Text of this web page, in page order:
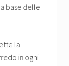
base delle
la
in ogni